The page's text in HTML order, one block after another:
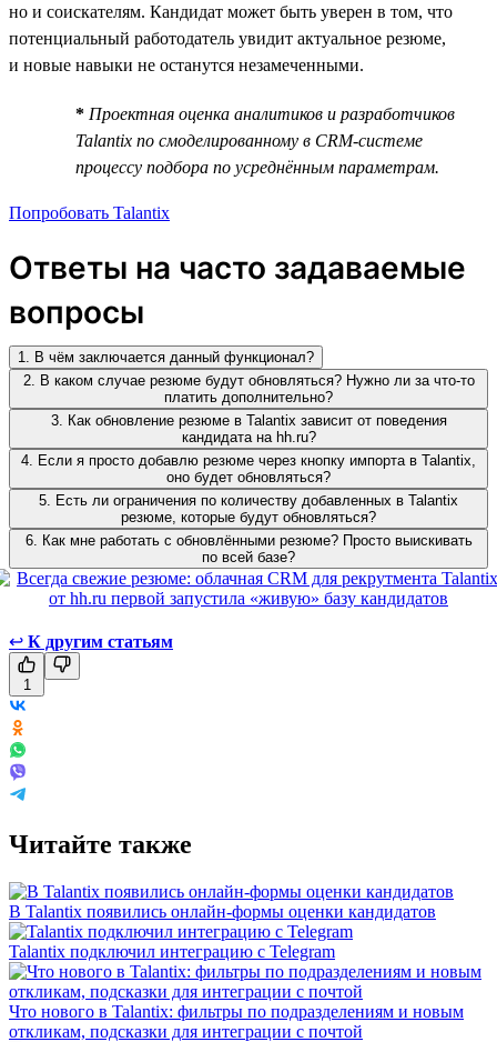
но и соискателям. Кандидат может быть уверен в том, что
потенциальный работодатель увидит актуальное резюме,
и новые навыки не останутся незамеченными.
* Проектная оценка аналитиков и разработчиков
Talantix по смоделированному в CRM-системе
процессу подбора по усреднённым параметрам.
Попробовать Talantix
Ответы на часто задаваемые
вопросы
1. В чём заключается данный функционал?
2. В каком случае резюме будут обновляться? Нужно ли за что-то
платить дополнительно?
3. Как обновление резюме в Talantix зависит от поведения
кандидата на hh.ru?
4. Если я просто добавлю резюме через кнопку импорта в Talantix,
оно будет обновляться?
5. Есть ли ограничения по количеству добавленных в Talantix
резюме, которые будут обновляться?
6. Как мне работать с обновлёнными резюме? Просто выискивать
по всей базе?
↩ К другим статьям
1
Читайте также
В Talantix появились онлайн-формы оценки кандидатов
Talantix подключил интеграцию с Telegram
Что нового в Talantix: фильтры по подразделениям и новым
откликам, подсказки для интеграции с почтой